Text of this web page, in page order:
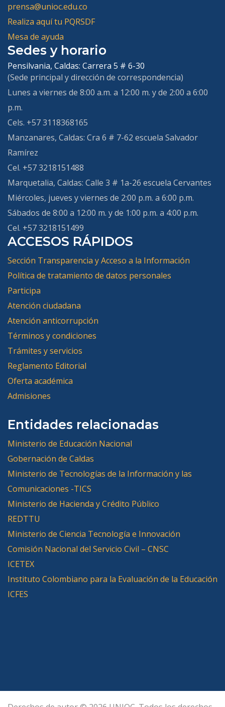
prensa@unioc.edu.co
Realiza aquí tu PQRSDF
Mesa de ayuda
Sedes y horario
Pensilvania, Caldas: Carrera 5 # 6-30
(Sede principal y dirección de correspondencia)
Lunes a viernes de 8:00 a.m. a 12:00 m. y de 2:00 a 6:00
p.m.
Cels. +57 3118368165
Manzanares, Caldas: Cra 6 # 7-62 escuela Salvador
Ramírez
Cel. +57 3218151488
Marquetalia, Caldas: Calle 3 # 1a-26 escuela Cervantes
Miércoles, jueves y viernes de 2:00 p.m. a 6:00 p.m.
Sábados de 8:00 a 12:00 m. y de 1:00 p.m. a 4:00 p.m.
Cel. +57 3218151499
ACCESOS RÁPIDOS
Sección Transparencia y Acceso a la Información
Política de tratamiento de datos personales
Participa
Atención ciudadana
Atención anticorrupción
Términos y condiciones
Trámites y servicios
Reglamento Editorial
Oferta académica
Admisiones
Entidades relacionadas
Ministerio de Educación Nacional
Gobernación de Caldas
Ministerio de Tecnologías de la Información y las
Comunicaciones -TICS
Ministerio de Hacienda y Crédito Público
REDTTU
Ministerio de Ciencia Tecnología e Innovación
Comisión Nacional del Servicio Civil – CNSC
ICETEX
Instituto Colombiano para la Evaluación de la Educación
ICFES